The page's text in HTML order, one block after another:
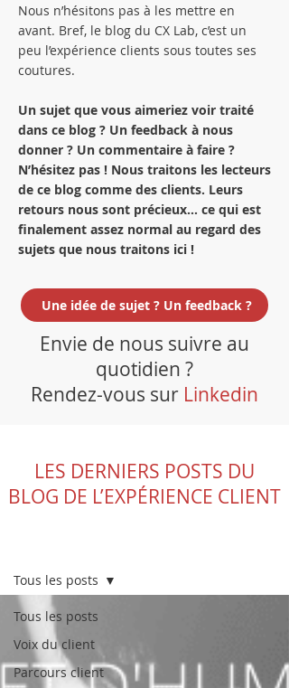
Nous n’hésitons pas à les mettre en
avant. Bref, le blog du CX Lab, c’est un
peu l’expérience clients sous toutes ses
coutures.
Un sujet que vous aimeriez voir traité
dans ce blog ? Un feedback à nous
donner ? Un commentaire à faire ?
N’hésitez pas ! Nous traitons les lecteurs
de ce blog comme des clients. Leurs
retours nous sont précieux… ce qui est
finalement assez normal au regard des
sujets que nous traitons ici !
Une idée de sujet ? Un feedback ?
Envie de nous suivre au
quotidien ?
Rendez-vous sur Linkedin
LES DERNIERS POSTS DU
BLOG DE L’EXPÉRIENCE CLIENT
Tous les posts
Voix du client
Parcours client
Tous les posts